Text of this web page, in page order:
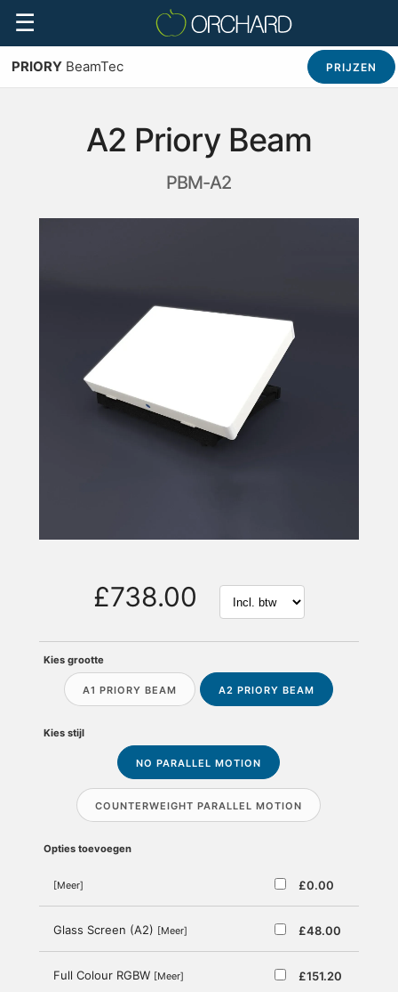
☰
PRIORY BeamTec PRIJZEN
A2 Priory Beam
PBM-A2
£738.00
Kies grootte
A1 PRIORY BEAM A2 PRIORY BEAM
Kies stijl
NO PARALLEL MOTION
COUNTERWEIGHT PARALLEL MOTION
Opties toevoegen
£0.00
[Meer]
£48.00
Glass Screen (A2) [Meer]
£151.20
Full Colour RGBW [Meer]